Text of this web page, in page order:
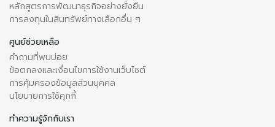
หลักสูตรการพัฒนาธุรกิจอย่างยั่งยืน
การลงทุนในสินทรัพย์ทางเลือกอื่น ๆ
ศูนย์ช่วยเหลือ
คำถามที่พบบ่อย
ข้อตกลงและเงื่อนไขการใช้งานเว็บไซต์
การคุ้มครองข้อมูลส่วนบุคคล
นโยบายการใช้คุกกี้
ทำความรู้จักกับเรา